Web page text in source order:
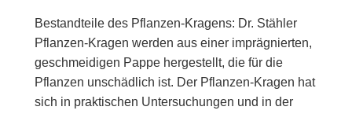
Bestandteile des Pflanzen-Kragens: Dr. Stähler
Pflanzen-Kragen werden aus einer imprägnierten,
geschmeidigen Pappe hergestellt, die für die
Pflanzen unschädlich ist. Der Pflanzen-Kragen hat
sich in praktischen Untersuchungen und in der